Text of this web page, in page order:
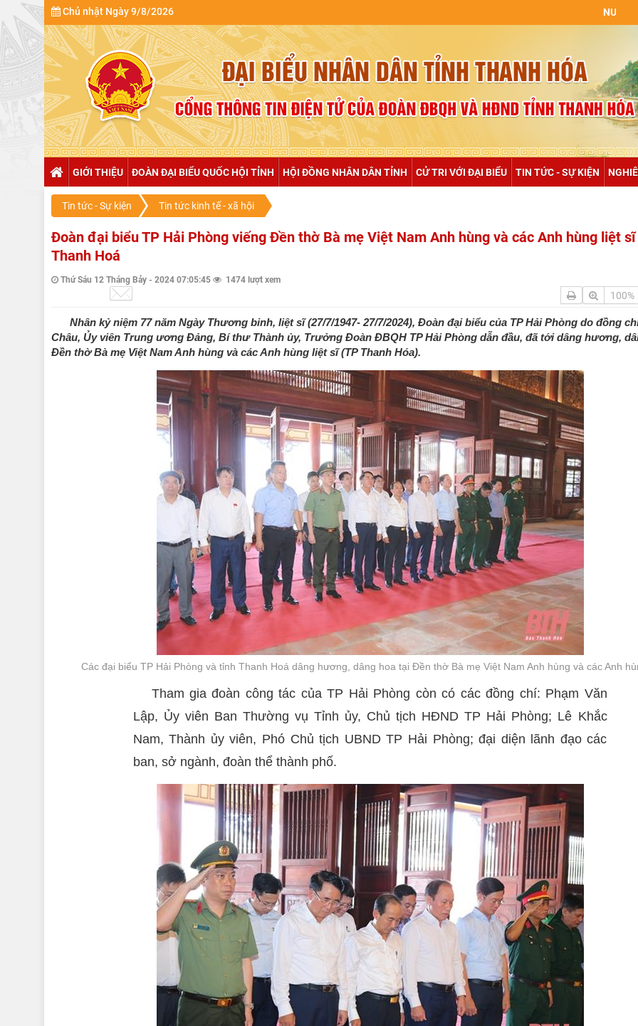
Chủ nhật Ngày 9/8/2026
GIỚI THIỆU ĐOÀN ĐẠI BIỂU QUỐC HỘI TỈNH HỘI ĐỒNG NHÂN DÂN TỈNH CỬ TRI VỚI ĐẠI BIỂU TIN TỨC - SỰ KIỆN
Tin tức - Sự kiện Tin tức kinh tế - xã hội
Đoàn đại biểu TP Hải Phòng viếng Đền thờ Bà mẹ Việt Nam Anh hùng và các Anh hùng liệt
Thanh Hoá
Thứ Sáu 12 Tháng Bảy - 2024 07:05:45 1474 lượt xem
100%
Nhân kỷ niệm 77 năm Ngày Thương binh, liệt sĩ (27/7/1947- 27/7/2024), Đoàn đại biểu của TP Hải Phòng do đồng
Châu, Ủy viên Trung ương Đảng, Bí thư Thành ủy, Trưởng Đoàn ĐBQH TP Hải Phòng dẫn đầu, đã tới dâng hương,
Đền thờ Bà mẹ Việt Nam Anh hùng và các Anh hùng liệt sĩ (TP Thanh Hóa).
Các đại biểu TP Hải Phòng và tỉnh Thanh Hoá dâng hương, dâng hoa tại Đền thờ Bà mẹ Việt Nam Anh hùng và các Anh
Tham gia đoàn công tác của TP Hải Phòng còn có các đồng chí: Phạm Văn
Lập, Ủy viên Ban Thường vụ Tỉnh ủy, Chủ tịch HĐND TP Hải Phòng; Lê Khắc
Nam, Thành ủy viên, Phó Chủ tịch UBND TP Hải Phòng; đại diện lãnh đạo các
ban, sở ngành, đoàn thể thành phố.